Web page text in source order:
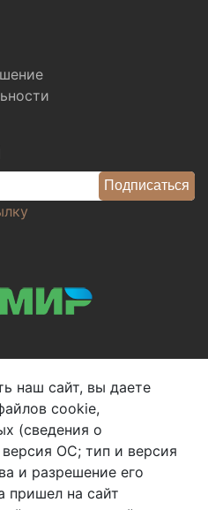
продажи
наш сайт, вы даете
cookie,
(сведения о
ОС; тип и версия
и разрешение его
пришел на сайт